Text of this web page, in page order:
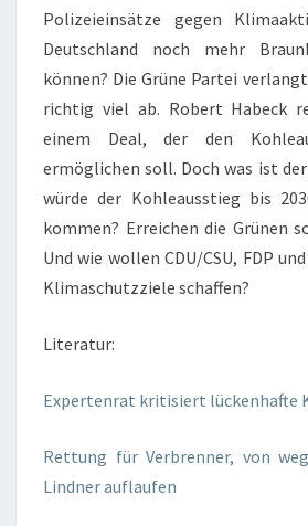
Polizeieinsätze gegen
Deutschland noch mehr
können? Die Grüne Partei
richtig viel ab. Robert Habeck
einem Deal, der den
ermöglichen soll. Doch was ist
würde der Kohleausstieg bis
kommen? Erreichen die Grünen
Und wie wollen CDU/CSU, FDP
Klimaschutzziele schaffen?
Literatur:
Expertenrat kritisiert lückenhafte
Rettung für Verbrenner, von
Lindner auflaufen